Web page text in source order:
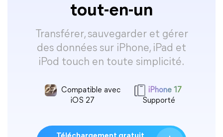
tout-en-un
Transférer, sauvegarder et gérer
des données sur iPhone, iPad et
iPod touch en toute simplicité.
Compatible avec
iOS 27
iPhone 17
Supporté